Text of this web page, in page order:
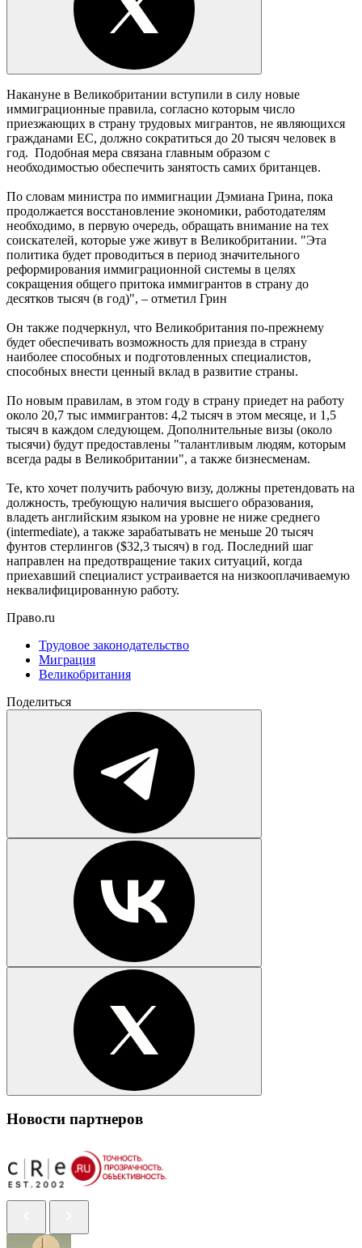
Накануне в Великобритании вступили в силу новые
иммиграционные правила, согласно которым число
приезжающих в страну трудовых мигрантов, не являющихся
гражданами ЕС, должно сократиться до 20 тысяч человек в
год. Подобная мера связана главным образом с
необходимостью обеспечить занятость самих британцев.
По словам министра по иммигнации Дэмиана Грина, пока
продолжается восстановление экономики, работодателям
необходимо, в первую очередь, обращать внимание на тех
соискателей, которые уже живут в Великобритании. "Эта
политика будет проводиться в период значительного
реформирования иммиграционной системы в целях
сокращения общего притока иммигрантов в страну до
десятков тысяч (в год)", – отметил Грин
Он также подчеркнул, что Великобритания по-прежнему
будет обеспечивать возможность для приезда в страну
наиболее способных и подготовленных специалистов,
способных внести ценный вклад в развитие страны.
По новым правилам, в этом году в страну приедет на работу
около 20,7 тыс иммигрантов: 4,2 тысяч в этом месяце, и 1,5
тысяч в каждом следующем. Дополнительные визы (около
тысячи) будут предоставлены "талантливым людям, которым
всегда рады в Великобритании", а также бизнесменам.
Те, кто хочет получить рабочую визу, должны претендовать на
должность, требующую наличия высшего образования,
владеть английским языком на уровне не ниже среднего
(intermediate), а также зарабатывать не меньше 20 тысяч
фунтов стерлингов ($32,3 тысяч) в год. Последний шаг
направлен на предотвращение таких ситуаций, когда
приехавший специалист устраивается на низкооплачиваемую
неквалифицированную работу.
Право.ru
Трудовое законодательство
Миграция
Великобритания
Поделиться
Новости партнеров